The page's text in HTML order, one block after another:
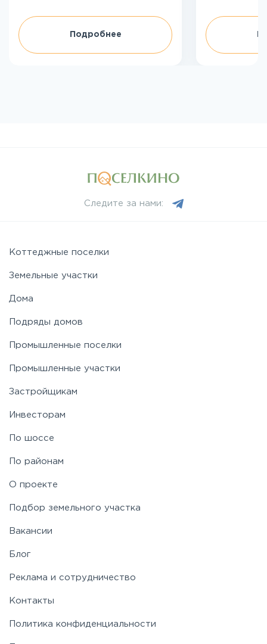
Подробнее
Следите за нами:
Коттеджные поселки
Земельные участки
Дома
Подряды домов
Промышленные поселки
Промышленные участки
Застройщикам
Инвесторам
По шоссе
По районам
О проекте
Подбор земельного участка
Вакансии
Блог
Реклама и сотрудничество
Контакты
Политика конфиденциальности